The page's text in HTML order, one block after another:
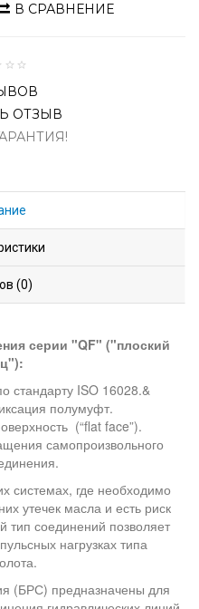
В СРАВНЕНИЕ
ОТЗЫВ
(0)
серии "QF" ("плоский
стандарту ISO 16028.&
полумуфт.
(“flat face”).
самопроизвольного
системах, где необходимо
утечек масла и есть риск
тип соединений позволяет
нагрузках типа
(БРС) предназначены для